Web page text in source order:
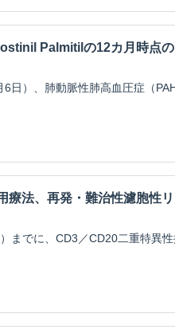
Palmitilの12カ月時点
）、肺動脈性肺高血圧症（PAH
療法、再発・難治性濾胞性
までに、CD3／CD20二重特異